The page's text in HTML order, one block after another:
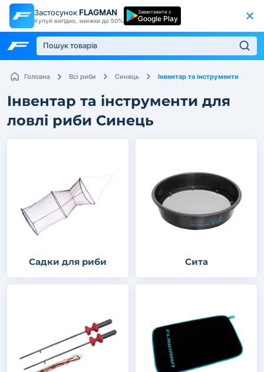
Застосунок FLAGMAN
Купуй вигідно, знижки до 50%
Завантажити з
Google Play
Головна Всі риби Синець Інвентар та інструменти
Інвентар та інструменти для
ловлі риби Синець
Садки для риби Сита